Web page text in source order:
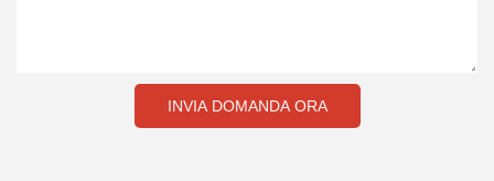
INVIA DOMANDA ORA